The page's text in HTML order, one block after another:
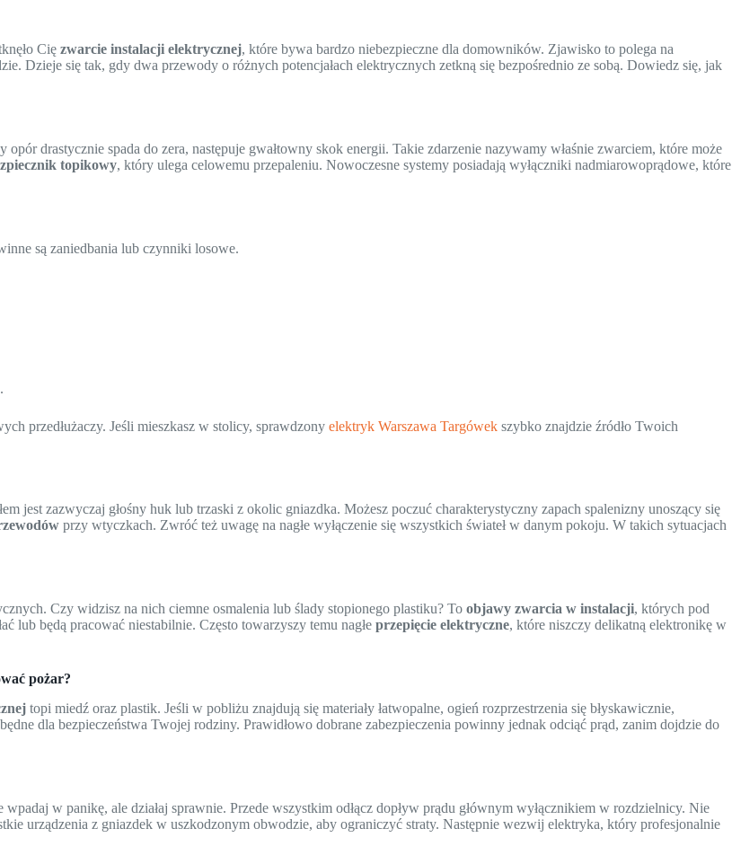
Cię zwarcie instalacji elektrycznej, które bywa bardzo niebezpieczne dla domowników. Zjawisko to polega na
Dzieje się tak, gdy dwa przewody o różnych potencjałach elektrycznych zetkną się bezpośrednio ze sobą. Dowiedz się, jak
drastycznie spada do zera, następuje gwałtowny skok energii. Takie zdarzenie nazywamy właśnie zwarciem, które może
topikowy, który ulega celowemu przepaleniu. Nowoczesne systemy posiadają wyłączniki nadmiarowoprądowe, które
są zaniedbania lub czynniki losowe.
przedłużaczy. Jeśli mieszkasz w stolicy, sprawdzony elektryk Warszawa Targówek szybko znajdzie źródło Twoich
jest zazwyczaj głośny huk lub trzaski z okolic gniazdka. Możesz poczuć charakterystyczny zapach spalenizny unoszący się
przy wtyczkach. Zwróć też uwagę na nagłe wyłączenie się wszystkich świateł w danym pokoju. W takich sytuacjach
Czy widzisz na nich ciemne osmalenia lub ślady stopionego plastiku? To objawy zwarcia w instalacji, których pod
lub będą pracować niestabilnie. Często towarzyszy temu nagłe przepięcie elektryczne, które niszczy delikatną elektronikę w
pożar?
topi miedź oraz plastik. Jeśli w pobliżu znajdują się materiały łatwopalne, ogień rozprzestrzenia się błyskawicznie,
dla bezpieczeństwa Twojej rodziny. Prawidłowo dobrane zabezpieczenia powinny jednak odciąć prąd, zanim dojdzie do
w panikę, ale działaj sprawnie. Przede wszystkim odłącz dopływ prądu głównym wyłącznikiem w rozdzielnicy. Nie
urządzenia z gniazdek w uszkodzonym obwodzie, aby ograniczyć straty. Następnie wezwij elektryka, który profesjonalnie